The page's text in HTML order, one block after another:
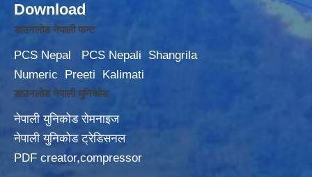
Download
डाउनलोड नेपाली फन्ट
PCS Nepal PCS Nepali
Shangrila
Numeric
Preeti Kalimati
डाउनलोड नेपाली युनिकोड
नेपाली युनिकोड रोमनाइज
नेपाली युनिकोड ट्रेडिसनल
PDF creator,compressor